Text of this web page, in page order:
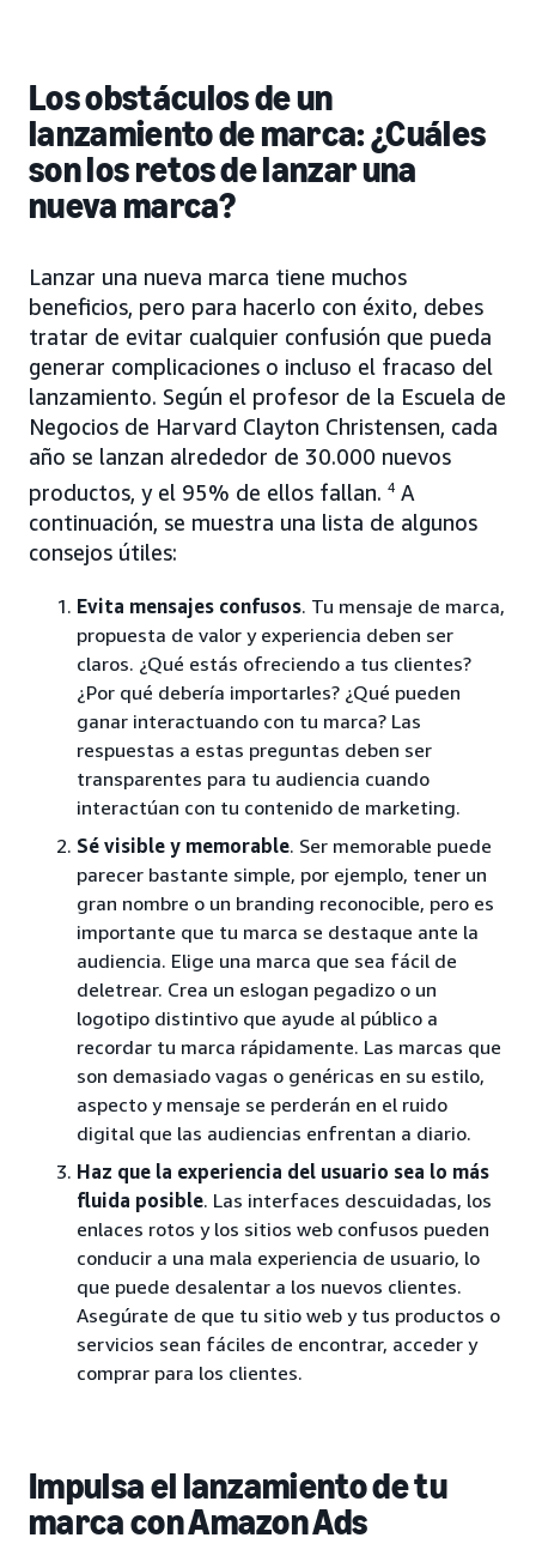
Los obstáculos de un
lanzamiento de marca: ¿Cuáles
son los retos de lanzar una
nueva marca?
Lanzar una nueva marca tiene muchos
beneficios, pero para hacerlo con éxito, debes
tratar de evitar cualquier confusión que pueda
generar complicaciones o incluso el fracaso del
lanzamiento. Según el profesor de la Escuela de
Negocios de Harvard Clayton Christensen, cada
año se lanzan alrededor de 30.000 nuevos
productos, y el 95% de ellos fallan. 4 A
continuación, se muestra una lista de algunos
consejos útiles:
Evita mensajes confusos. Tu mensaje de marca,
propuesta de valor y experiencia deben ser
claros. ¿Qué estás ofreciendo a tus clientes?
¿Por qué debería importarles? ¿Qué pueden
ganar interactuando con tu marca? Las
respuestas a estas preguntas deben ser
transparentes para tu audiencia cuando
interactúan con tu contenido de marketing.
Sé visible y memorable. Ser memorable puede
parecer bastante simple, por ejemplo, tener un
gran nombre o un branding reconocible, pero es
importante que tu marca se destaque ante la
audiencia. Elige una marca que sea fácil de
deletrear. Crea un eslogan pegadizo o un
logotipo distintivo que ayude al público a
recordar tu marca rápidamente. Las marcas que
son demasiado vagas o genéricas en su estilo,
aspecto y mensaje se perderán en el ruido
digital que las audiencias enfrentan a diario.
Haz que la experiencia del usuario sea lo más
fluida posible. Las interfaces descuidadas, los
enlaces rotos y los sitios web confusos pueden
conducir a una mala experiencia de usuario, lo
que puede desalentar a los nuevos clientes.
Asegúrate de que tu sitio web y tus productos o
servicios sean fáciles de encontrar, acceder y
comprar para los clientes.
Impulsa el lanzamiento de tu
marca con Amazon Ads